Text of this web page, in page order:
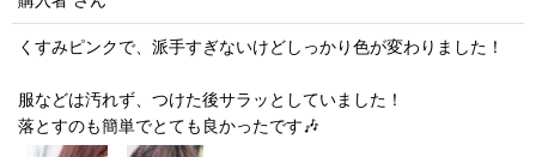
くすみピンクで、派手すぎないけどしっかり色が変わりました！
服などは汚れず、つけた後サラッとしていました！
落とすのも簡単でとても良かったです🎶